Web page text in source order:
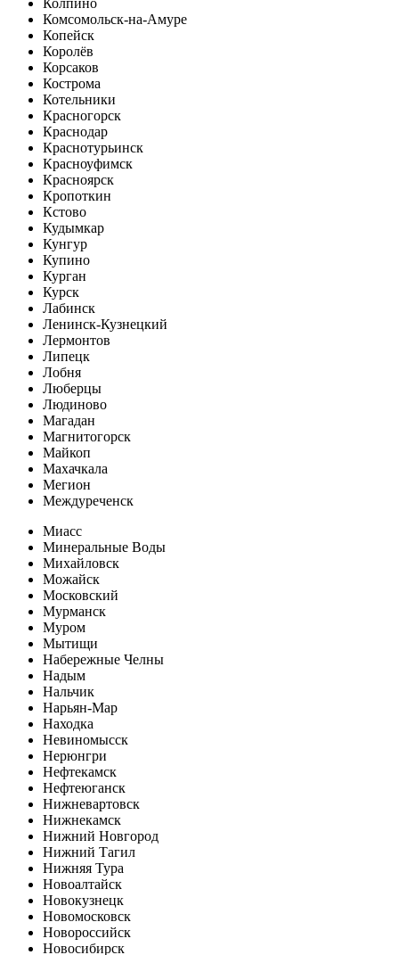
Комсомольск-на-Амуре
Копейск
Королёв
Корсаков
Кострома
Котельники
Красногорск
Краснодар
Краснотурьинск
Красноуфимск
Красноярск
Кропоткин
Кстово
Кудымкар
Кунгур
Купино
Курган
Курск
Лабинск
Ленинск-Кузнецкий
Лермонтов
Липецк
Лобня
Люберцы
Людиново
Магадан
Магнитогорск
Майкоп
Махачкала
Мегион
Междуреченск
Миасс
Минеральные Воды
Михайловск
Можайск
Московский
Мурманск
Муром
Мытищи
Набережные Челны
Надым
Нальчик
Нарьян-Мар
Находка
Невиномысск
Нерюнгри
Нефтекамск
Нефтеюганск
Нижневартовск
Нижнекамск
Нижний Новгород
Нижний Тагил
Нижняя Тура
Новоалтайск
Новокузнецк
Новомосковск
Новороссийск
Новосибирск